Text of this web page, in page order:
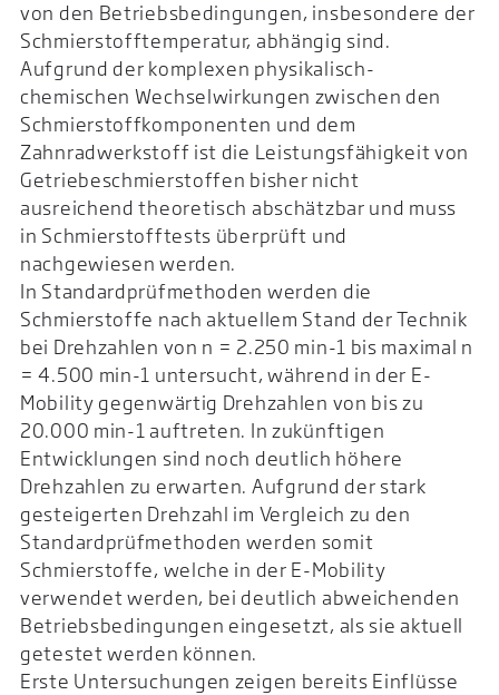
von den Betriebsbedingungen, insbesondere der
Schmierstofftemperatur, abhängig sind.
Aufgrund der komplexen physikalisch-
chemischen Wechselwirkungen zwischen den
Schmierstoffkomponenten und dem
Zahnradwerkstoff ist die Leistungsfähigkeit von
Getriebeschmierstoffen bisher nicht
ausreichend theoretisch abschätzbar und muss
in Schmierstofftests überprüft und
nachgewiesen werden.
In Standardprüfmethoden werden die
Schmierstoffe nach aktuellem Stand der Technik
bei Drehzahlen von n = 2.250 min-1 bis maximal n
= 4.500 min-1 untersucht, während in der E-
Mobility gegenwärtig Drehzahlen von bis zu
20.000 min-1 auftreten. In zukünftigen
Entwicklungen sind noch deutlich höhere
Drehzahlen zu erwarten. Aufgrund der stark
gesteigerten Drehzahl im Vergleich zu den
Standardprüfmethoden werden somit
Schmierstoffe, welche in der E-Mobility
verwendet werden, bei deutlich abweichenden
Betriebsbedingungen eingesetzt, als sie aktuell
getestet werden können.
Erste Untersuchungen zeigen bereits Einflüsse